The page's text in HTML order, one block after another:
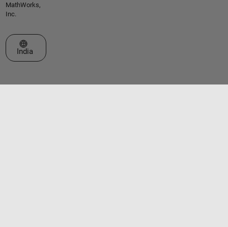
MathWorks,
Inc.
Select a Web Site
India